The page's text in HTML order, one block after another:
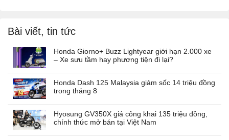
Bài viết, tin tức
Honda Giorno+ Buzz Lightyear giới hạn 2.000 xe
– Xe sưu tầm hay phương tiện đi lại?
Honda Dash 125 Malaysia giảm sốc 14 triệu đồng
trong tháng 8
Hyosung GV350X giá công khai 135 triệu đồng,
chính thức mở bán tại Việt Nam